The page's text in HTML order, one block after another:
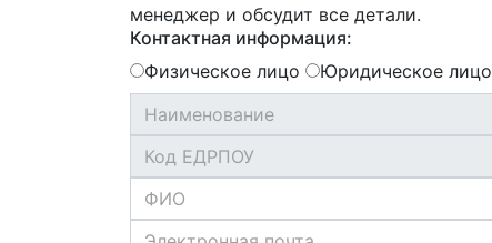
менеджер и обсудит все детали.
Контактная информация:
Физическое лицо
Юридическое лицо